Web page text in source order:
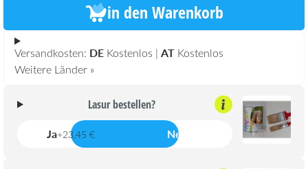
in den Warenkorb
Versandkosten: DE Kostenlos | AT Kostenlos
Weitere Länder »
Lasur bestellen?
Ja+23,45 € Nein